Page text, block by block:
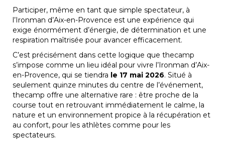
Participer, même en tant que simple spectateur, à
l’Ironman d’Aix-en-Provence est une expérience qui
exige énormément d’énergie, de détermination et une
respiration maîtrisée pour avancer efficacement.
C’est précisément dans cette logique que thecamp
s’impose comme un lieu idéal pour vivre l’Ironman d’Aix-
en-Provence, qui se tiendra le 17 mai 2026. Situé à
seulement quinze minutes du centre de l’événement,
thecamp offre une alternative rare : être proche de la
course tout en retrouvant immédiatement le calme, la
nature et un environnement propice à la récupération et
au confort, pour les athlètes comme pour les
spectateurs.